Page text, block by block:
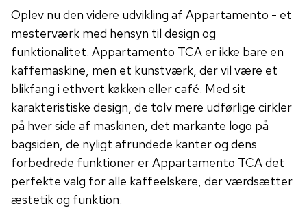
Oplev nu den videre udvikling af Appartamento - et
mesterværk med hensyn til design og
funktionalitet. Appartamento TCA er ikke bare en
kaffemaskine, men et kunstværk, der vil være et
blikfang i ethvert køkken eller café. Med sit
karakteristiske design, de tolv mere udførlige cirkler
på hver side af maskinen, det markante logo på
bagsiden, de nyligt afrundede kanter og dens
forbedrede funktioner er Appartamento TCA det
perfekte valg for alle kaffeelskere, der værdsætter
æstetik og funktion.